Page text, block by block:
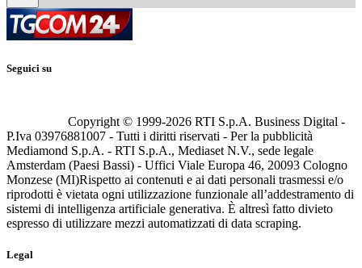
Seguici su
Copyright © 1999-2026 RTI S.p.A. Business Digital -
P.Iva 03976881007 - Tutti i diritti riservati - Per la pubblicità
Mediamond S.p.A. - RTI S.p.A., Mediaset N.V., sede legale
Amsterdam (Paesi Bassi) - Uffici Viale Europa 46, 20093 Cologno
Monzese (MI)Rispetto ai contenuti e ai dati personali trasmessi e/o
riprodotti è vietata ogni utilizzazione funzionale all’addestramento di
sistemi di intelligenza artificiale generativa. È altresì fatto divieto
espresso di utilizzare mezzi automatizzati di data scraping.
Legal